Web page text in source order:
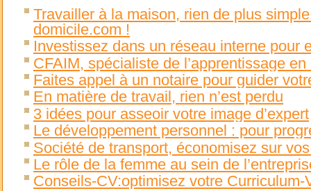
Travailler à la maison, rien de plus
domicile.com !
Investissez dans un réseau interne pour
CFAIM, spécialiste de l’apprentissage en
Faites appel à un notaire pour guider
En matière de travail, rien n’est perdu
3 idées pour asseoir votre image d’expert
Le développement personnel : pour
Société de transport, économisez sur
Le rôle de la femme au sein de
Conseils-CV:optimisez votre Curriculum-